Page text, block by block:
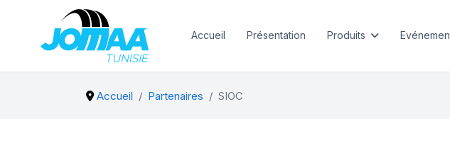
Accueil Présentation Produits
Accueil Partenaires SIOC